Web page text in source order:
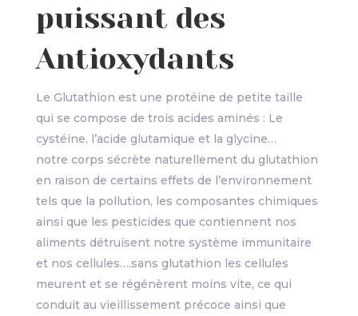
puissant des
Antioxydants
Le Glutathion est une protéine de petite taille
qui se compose de trois acides aminés : Le
cystéine, l’acide glutamique et la glycine…
notre corps sécrète naturellement du glutathion
en raison de certains effets de l’environnement
tels que la pollution, les composantes chimiques
ainsi que les pesticides que contiennent nos
aliments détruisent notre système immunitaire
et nos cellules….sans glutathion les cellules
meurent et se régénèrent moins vite, ce qui
conduit au vieillissement précoce ainsi que